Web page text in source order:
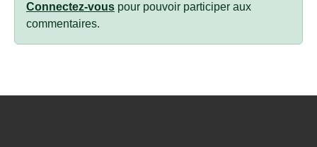
Connectez-vous pour pouvoir participer aux
commentaires.